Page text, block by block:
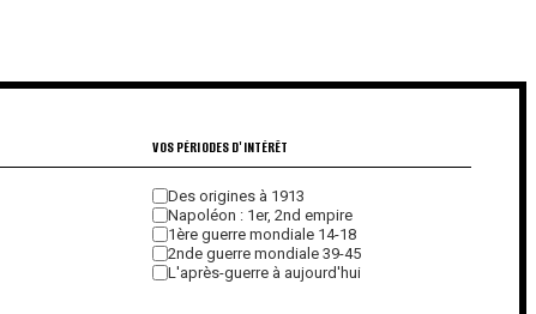
VOS PÉRIODES D'INTÉRÊT
Des origines à 1913
Napoléon : 1er, 2nd empire
1ère guerre mondiale 14-18
2nde guerre mondiale 39-45
L'après-guerre à aujourd'hui